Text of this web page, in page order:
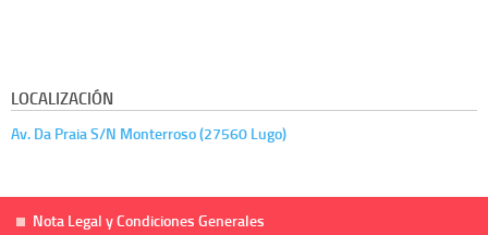
LOCALIZACIÓN
Av. Da Praia S/N Monterroso (27560 Lugo)
Nota Legal y Condiciones Generales